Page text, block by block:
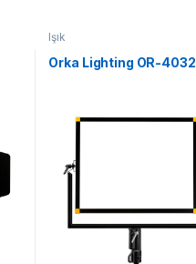
Işık
Orka Lighting OR-4032